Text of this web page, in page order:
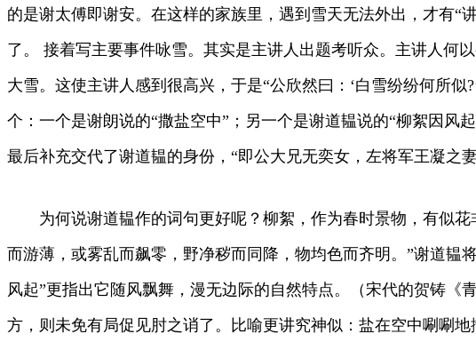
的是谢太傅即谢安。在这样的家族里，遇到雪天无法外出，才有“
了。 接着写主要事件咏雪。其实是主讲人出题考听众。主讲人何
大雪。这使主讲人感到很高兴，于是“公欣然曰：‘白雪纷纷何所
个：一个是谢朗说的“撒盐空中”；另一个是谢道韫说的“柳絮因风
最后补充交代了谢道韫的身份，“即公大兄无奕女，左将军王凝之
为何说谢道韫作的词句更好呢？柳絮，作为春时景物，有似花
而游薄，或雾乱而飙零，野净秽而同降，物均色而齐明。”谢道韫
风起”更指出它随风飘舞，漫无边际的自然特点。（宋代的贺铸《
方，则未免有局促见肘之诮了。比喻更讲究神似：盐在空中唰唰